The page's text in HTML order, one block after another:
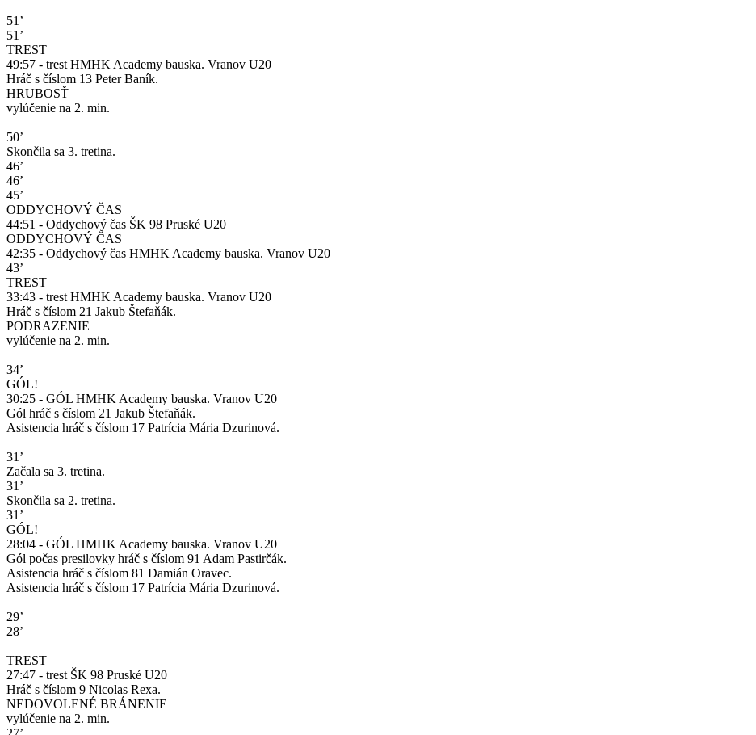
51’
51’
TREST
49:57 - trest HMHK Academy bauska. Vranov U20
Hráč s číslom 13 Peter Baník.
HRUBOSŤ
vylúčenie na 2. min.
50’
Skončila sa 3. tretina.
46’
46’
45’
ODDYCHOVÝ ČAS
44:51 - Oddychový čas ŠK 98 Pruské U20
ODDYCHOVÝ ČAS
42:35 - Oddychový čas HMHK Academy bauska. Vranov U20
43’
TREST
33:43 - trest HMHK Academy bauska. Vranov U20
Hráč s číslom 21 Jakub Štefaňák.
PODRAZENIE
vylúčenie na 2. min.
34’
GÓL!
30:25 - GÓL HMHK Academy bauska. Vranov U20
Gól hráč s číslom 21 Jakub Štefaňák.
Asistencia hráč s číslom 17 Patrícia Mária Dzurinová.
31’
Začala sa 3. tretina.
31’
Skončila sa 2. tretina.
31’
GÓL!
28:04 - GÓL HMHK Academy bauska. Vranov U20
Gól počas presilovky hráč s číslom 91 Adam Pastirčák.
Asistencia hráč s číslom 81 Damián Oravec.
Asistencia hráč s číslom 17 Patrícia Mária Dzurinová.
29’
28’
TREST
27:47 - trest ŠK 98 Pruské U20
Hráč s číslom 9 Nicolas Rexa.
NEDOVOLENÉ BRÁNENIE
vylúčenie na 2. min.